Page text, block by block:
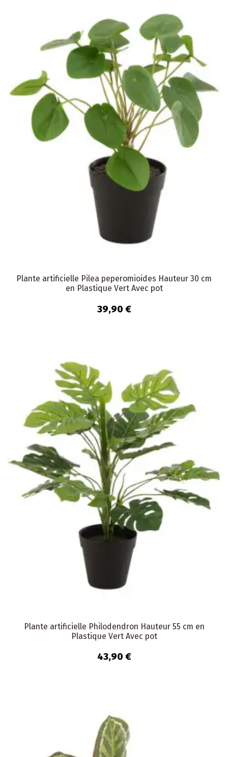
Plante artificielle Pilea peperomioides Hauteur 30 cm
en Plastique Vert Avec pot
39,90 €
Plante artificielle Philodendron Hauteur 55 cm en
Plastique Vert Avec pot
43,90 €